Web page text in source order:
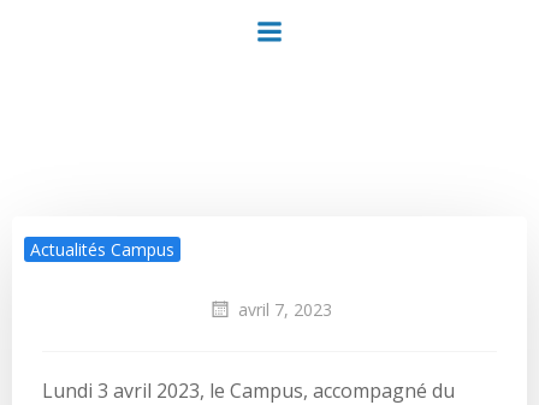
au
Actualités Campus
avril 7, 2023
Lundi 3 avril 2023, le Campus, accompagné du